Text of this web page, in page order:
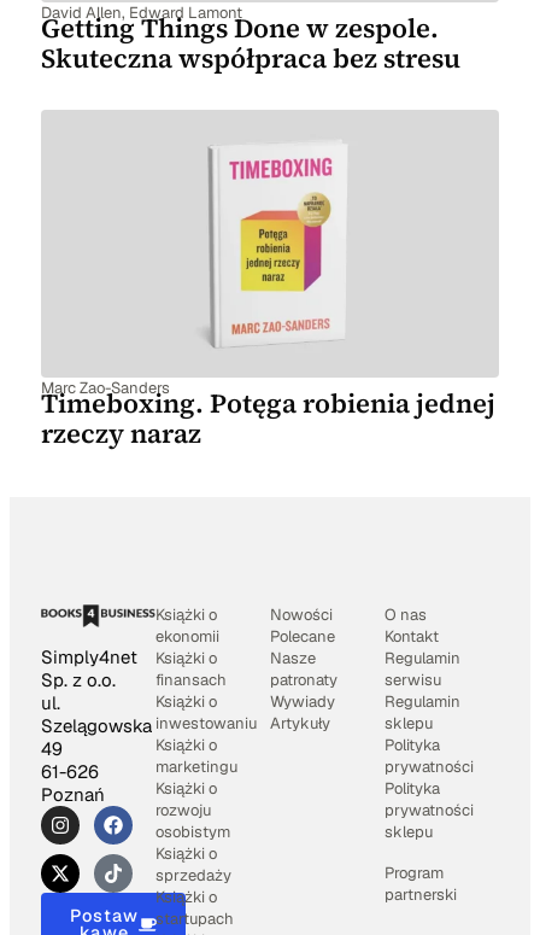
David Allen, Edward Lamont
Getting Things Done w zespole.
Skuteczna współpraca bez stresu
Marc Zao-Sanders
Timeboxing. Potęga robienia jednej
rzeczy naraz
Simply4net
Sp. z o.o.
ul.
Szelągowska
49
61-626
Poznań
Postaw
Książki o
ekonomii
Książki o
finansach
Książki o
inwestowaniu
Książki o
marketingu
Książki o
rozwoju
osobistym
Książki o
sprzedaży
Książki o
startupach
Nowości
Polecane
Nasze
patronaty
Wywiady
Artykuły
O nas
Kontakt
Regulamin
serwisu
Regulamin
sklepu
Polityka
prywatności
Polityka
prywatności
sklepu
Program
partnerski